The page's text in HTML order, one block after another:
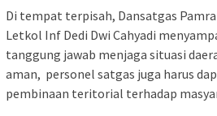
Di tempat terpisah, Dansatgas
Letkol Inf Dedi Dwi Cahyadi
tanggung jawab menjaga situasi
aman, personel satgas juga harus
pembinaan teritorial terhadap